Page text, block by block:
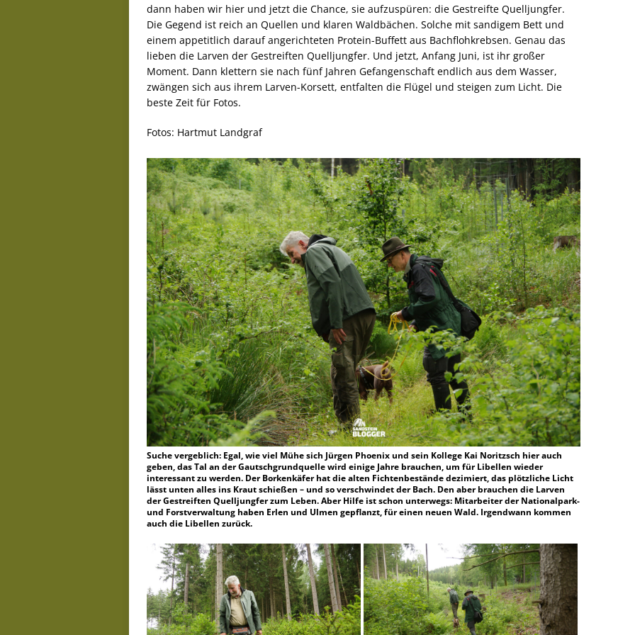
dann haben wir hier und jetzt die Chance, sie aufzuspüren: die Gestreifte Quelljungfer.
Die Gegend ist reich an Quellen und klaren Waldbächen. Solche mit sandigem Bett und
einem appetitlich darauf angerichteten Protein-Buffett aus Bachflohkrebsen. Genau das
lieben die Larven der Gestreiften Quelljungfer. Und jetzt, Anfang Juni, ist ihr großer
Moment. Dann klettern sie nach fünf Jahren Gefangenschaft endlich aus dem Wasser,
zwängen sich aus ihrem Larven-Korsett, entfalten die Flügel und steigen zum Licht. Die
beste Zeit für Fotos.
Fotos: Hartmut Landgraf
Suche vergeblich: Egal, wie viel Mühe sich Jürgen Phoenix und sein Kollege Kai Noritzsch hier auch
geben, das Tal an der Gautschgrundquelle wird einige Jahre brauchen, um für Libellen wieder
interessant zu werden. Der Borkenkäfer hat die alten Fichtenbestände dezimiert, das plötzliche Licht
lässt unten alles ins Kraut schießen – und so verschwindet der Bach. Den aber brauchen die Larven
der Gestreiften Quelljungfer zum Leben. Aber Hilfe ist schon unterwegs: Mitarbeiter der Nationalpark-
und Forstverwaltung haben Erlen und Ulmen gepflanzt, für einen neuen Wald. Irgendwann kommen
auch die Libellen zurück.